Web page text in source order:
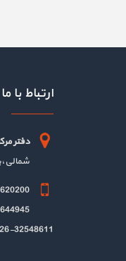
ارتباط با ما
دفتر
32548611